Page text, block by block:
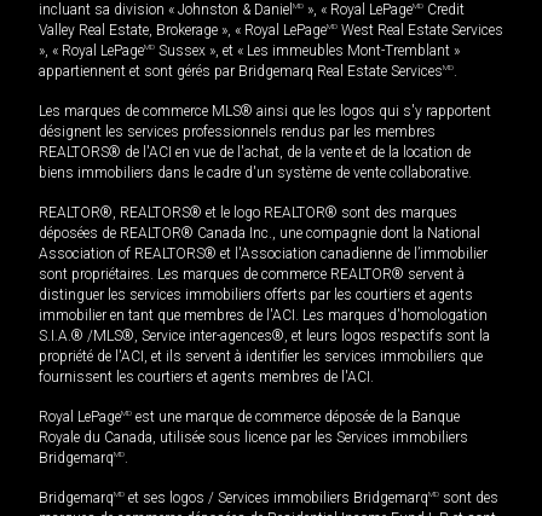
incluant sa division « Johnston & Daniel MD », « Royal LePageMD Credit
Valley Real Estate, Brokerage », « Royal LePageMD West Real Estate Services
», « Royal LePageMD Sussex », et « Les immeubles Mont-Tremblant »
appartiennent et sont gérés par Bridgemarq Real Estate ServicesMD.
Les marques de commerce MLS® ainsi que les logos qui s'y rapportent
désignent les services professionnels rendus par les membres
REALTORS® de l'ACI en vue de l'achat, de la vente et de la location de
biens immobiliers dans le cadre d'un système de vente collaborative.
REALTOR®, REALTORS® et le logo REALTOR® sont des marques
déposées de REALTOR® Canada Inc., une compagnie dont la National
Association of REALTORS® et l'Association canadienne de l’immobilier
sont propriétaires. Les marques de commerce REALTOR® servent à
distinguer les services immobiliers offerts par les courtiers et agents
immobilier en tant que membres de l'ACI. Les marques d'homologation
S.I.A.® /MLS®, Service inter-agences®, et leurs logos respectifs sont la
propriété de l'ACI, et ils servent à identifier les services immobiliers que
fournissent les courtiers et agents membres de l'ACI.
Royal LePageMD est une marque de commerce déposée de la Banque
Royale du Canada, utilisée sous licence par les Services immobiliers
BridgemarqMD.
BridgemarqMD et ses logos / Services immobiliers BridgemarqMD sont des